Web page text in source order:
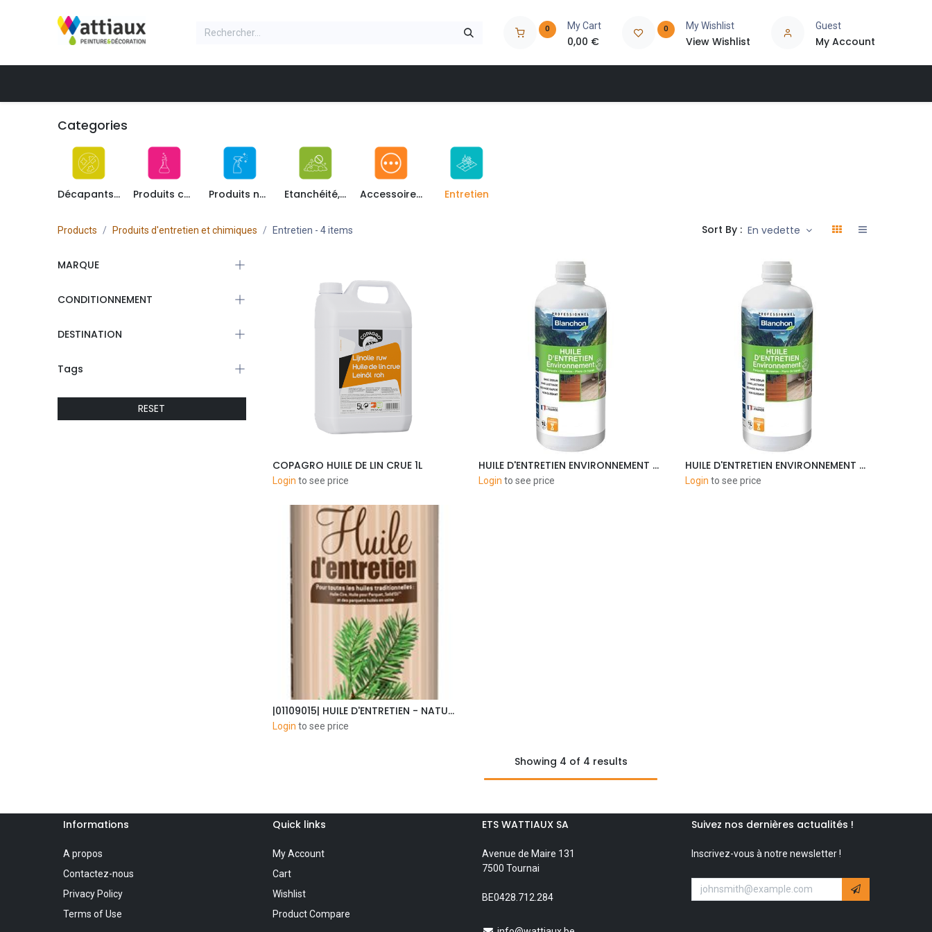
0 My Cart
0,00 €
0 My Wishlist
View Wishlist
Guest
My Account
Categories
Décapants, dégraissants Produits chimiques Produits nettoyants Etanchéité, Anti-mousse, insecticide Accessoires et autres Entretien
Products Produits d'entretien et chimiques Entretien - 4 items Sort By : En vedette
MARQUE
CONDITIONNEMENT
DESTINATION
Tags
RESET
Add to Cart
COPAGRO HUILE DE LIN CRUE 1L
Login to see price
Add to Cart HUILE D'ENTRETIEN ENVIRONNEMENT - ULTRA MAT- 1L
Login to see price
Add to Cart HUILE D'ENTRETIEN ENVIRONNEMENT - INC. MAT- 1L
Login to see price
Add to Cart |01109015| HUILE D'ENTRETIEN - NATUREL- 1L
Login to see price
Showing 4 of 4 results
Informations
A propos
Contactez-nous
Privacy Policy
Terms of Use
Quick links
My Account
Cart
Wishlist
Product Compare
ETS WATTIAUX SA
Avenue de Maire 131
7500 Tournai
BE0428.712.284
Suivez nos dernières actualités !
Inscrivez-vous à notre newsletter !